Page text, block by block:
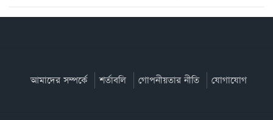
আমাদের সম্পর্কে শর্তাবলি গোপনীয়তার নীতি যোগাযোগ